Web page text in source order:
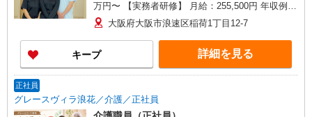
万円〜 【実務者研修】 月給：255,500円 年収例：
345万円〜 【初任者研修・無資格】 月給：
249,700円 年収例：338万円〜 ※職務手当、働き
がい向上手当、日祝手当（月平均2回分）、夜勤手
当（月平均5回分）等、毎月平均的に支払われる手
当を含みます。 ※介護福祉士のみ、特別職務手当
分〜） ◎賞与 基本給2.08ヶ月分/年支給
大阪府大阪市浪速区稲荷1丁目12-7
キープ 詳細を見る
正社員
グレースヴィラ浪花／介護／正社員